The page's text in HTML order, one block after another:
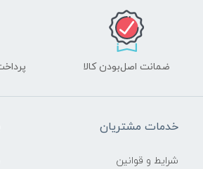
ضمانت اصل‌بودن کالا
خدمات مشتریان
شرایط و قوانین